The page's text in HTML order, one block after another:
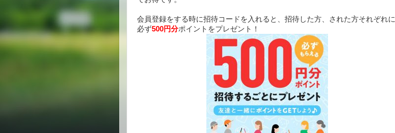
会員登録をする時に招待コードを入れると、招待した方、された方それぞれに
必ず500円分ポイントをプレゼント！